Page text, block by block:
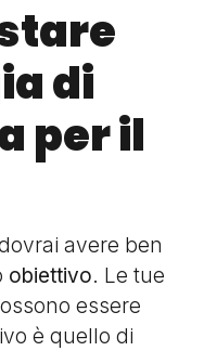
di
per il
avere ben
obiettivo. Le tue
essere
è quello di